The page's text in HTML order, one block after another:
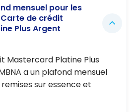
mensuel pour les
de crédit
Plus Argent
Mastercard Platine Plus
a un plafond mensuel
sur essence et